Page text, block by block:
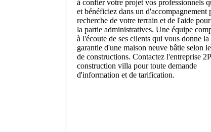
à confier votre projet vos professionnels
et bénéficiez dans un d'accompagnement
recherche de votre terrain et de l'aide
la partie administratives. Une équipe
à l'écoute de ses clients qui vous donne la
garantie d'une maison neuve bâtie selon
de constructions. Contactez l'entreprise 2P
construction villa pour toute demande
d'information et de tarification.